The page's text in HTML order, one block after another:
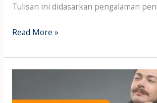
Tulisan ini didasarkan pengalaman
Read More »